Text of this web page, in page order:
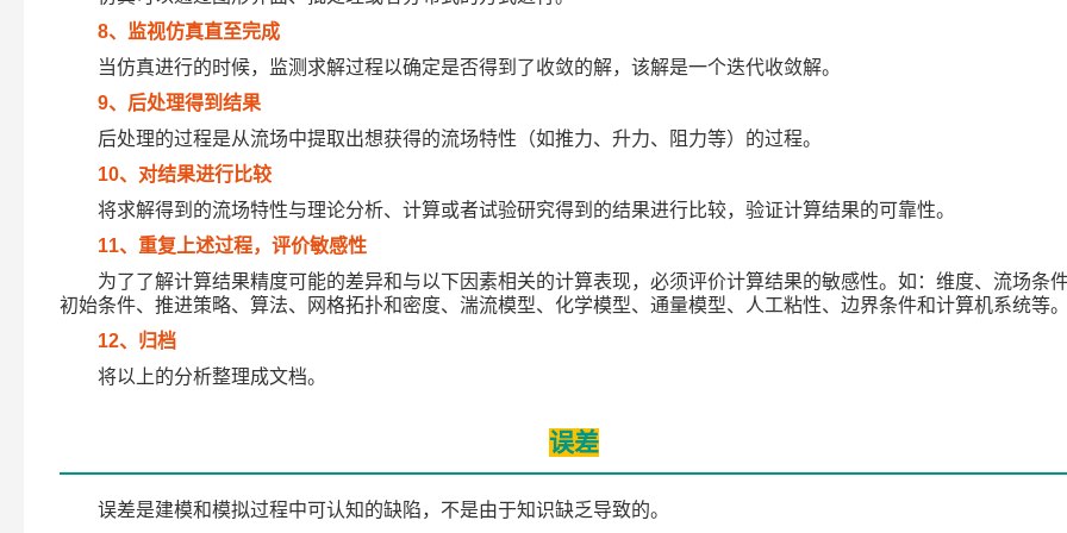
8、监视仿真直至完成
当仿真进行的时候，监测求解过程以确定是否得到了收敛的解，该解是一个迭代收敛解。
9、后处理得到结果
后处理的过程是从流场中提取出想获得的流场特性（如推力、升力、阻力等）的过程。
10、对结果进行比较
将求解得到的流场特性与理论分析、计算或者试验研究得到的结果进行比较，验证计算结果的可靠性。
11、重复上述过程，评价敏感性
为了了解计算结果精度可能的差异和与以下因素相关的计算表现，必须评价计算结果的敏感性。如：维度、流场条
初始条件、推进策略、算法、网格拓扑和密度、湍流模型、化学模型、通量模型、人工粘性、边界条件和计算机系统等
12、归档
将以上的分析整理成文档。
误差
误差是建模和模拟过程中可认知的缺陷，不是由于知识缺乏导致的。